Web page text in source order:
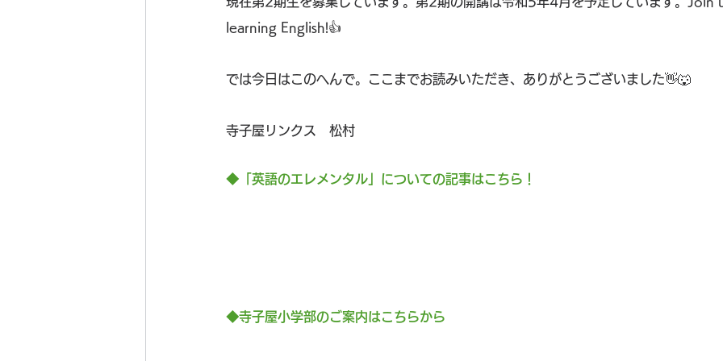
learning English!👍
では今日はこのへんで。ここまでお読みいただき、ありがとうございました👋🐺
寺子屋リンクス　松村
◆「英語のエレメンタル」についての記事はこちら！
◆寺子屋小学部のご案内はこちらから